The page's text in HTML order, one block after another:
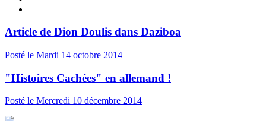
Article de Dion Doulis dans Daziboa
Posté le Mardi 14 octobre 2014
"Histoires Cachées" en allemand !
Posté le Mercredi 10 décembre 2014